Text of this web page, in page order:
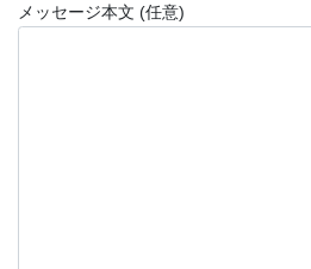
メッセージ本文 (任意)